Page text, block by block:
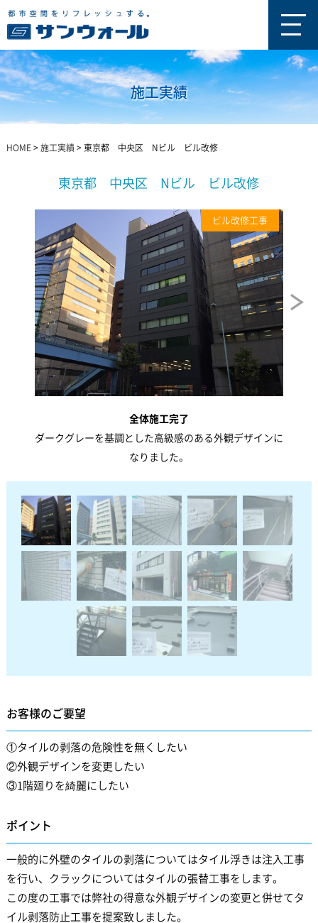
施工実績
HOME> 施工実績> 東京都 中央区 Nビル ビル改修
東京都 中央区 Nビル ビル改修
ビル改修工事
全体施工完了
ダークグレーを基調とした高級感のある外観デザインに
なりました。
お客様のご要望
①タイルの剥落の危険性を無くしたい
②外観デザインを変更したい
③1階廻りを綺麗にしたい
ポイント
一般的に外壁のタイルの剥落についてはタイル浮きは注入工事
を行い、クラックについてはタイルの張替工事をします。
この度の工事では弊社の得意な外観デザインの変更と併せてタ
イル剥落防止工事を提案致しました。